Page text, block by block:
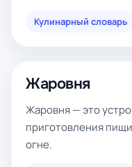
Кулинарный словарь
Жаровня
Жаровня — это
приготовления
огне.